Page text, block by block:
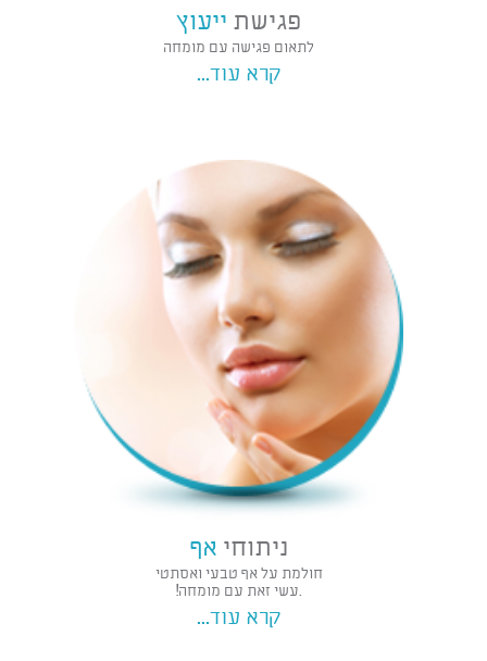
פגישת ייעוץ
לתאום פגישה עם מומחה
קרא עוד...
ניתוחי אף
חולמת על אף טבעי ואסתטי
.עשי זאת עם מומחה!
קרא עוד...